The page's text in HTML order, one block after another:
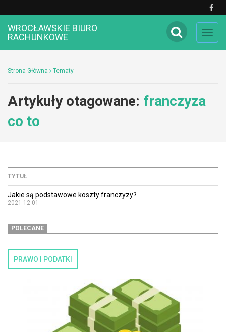
WROCŁAWSKIE BIURO
RACHUNKOWE
Strona Główna Tematy
Artykuły otagowane: franczyza
co to
TYTUŁ
Jakie są podstawowe koszty franczyzy?
2021-12-01
POLECANE
PRAWO I PODATKI